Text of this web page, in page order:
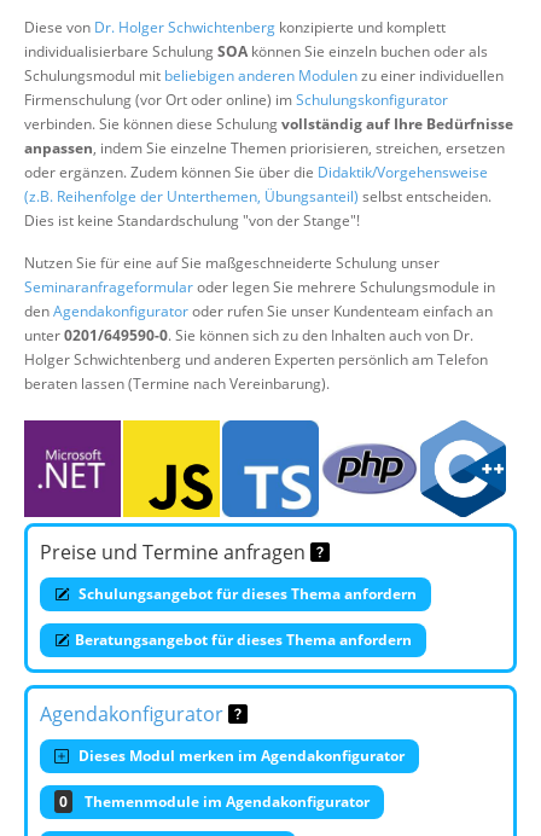
Suche
Diese von Dr. Holger Schwichtenberg konzipierte und komplett
individualisierbare SchulungSOA können Sie einzeln buchen oder als
Schulungsmodul mit beliebigen anderen Modulenzu einer individuellen
Firmenschulung (vor Ort oder online) imSchulungskonfigurator
verbinden. Sie können diese Schulungvollständig auf Ihre Bedürfnisse
anpassen, indem Sie einzelne Themen priorisieren, streichen, ersetzen
oder ergänzen. Zudem können Sie über die Didaktik/Vorgehensweise
(z.B. Reihenfolge der Unterthemen, Übungsanteil) selbst entscheiden.
Dies ist keine Standardschulung "von der Stange"!
Nutzen Sie für eine auf Sie maßgeschneiderte Schulung unser
Seminaranfrageformularoder legen Sie mehrere Schulungsmodule in
denAgendakonfiguratoroder rufen Sie unser Kundenteam einfach an
unter0201/649590-0. Sie können sich zu den Inhalten auch von Dr.
Holger Schwichtenberg und anderen Experten persönlich am Telefon
beraten lassen (Termine nach Vereinbarung).
Preise und Termine anfragen
Schulungsangebot für dieses Thema anfordern
Beratungsangebot für dieses Thema anfordern
Agendakonfigurator
Dieses Modul merken im Agendakonfigurator
0 Themenmodule im Agendakonfigurator